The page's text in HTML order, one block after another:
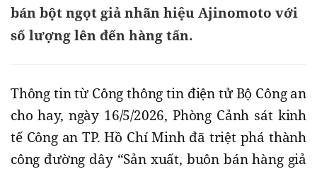
bán bột ngọt giả nhãn hiệu Ajinomoto với
số lượng lên đến hàng tấn.
Thông tin từ Công thông tin điện tử Bộ Công an
cho hay, ngày 16/5/2026, Phòng Cảnh sát kinh
tế Công an TP. Hồ Chí Minh đã triệt phá thành
công đường dây “Sản xuất, buôn bán hàng giả